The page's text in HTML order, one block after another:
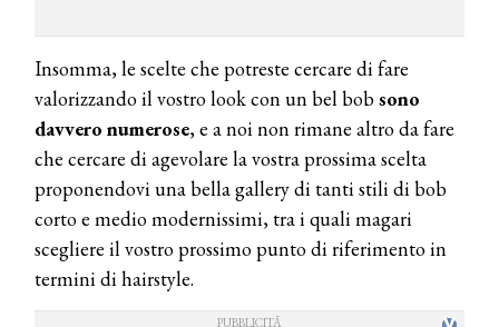
Insomma, le scelte che potreste cercare di fare
valorizzando il vostro look con un bel bobsono
davvero numerose, e a noi non rimane altro da fare
che cercare di agevolare la vostra prossima scelta
proponendovi una bella gallery di tanti stili di bob
corto e medio modernissimi, tra i quali magari
scegliere il vostro prossimo punto di riferimento in
termini di hairstyle.